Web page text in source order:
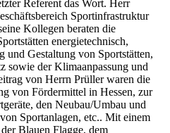
Referent das Wort. Herr
Sportinfrastruktur
Kollegen beraten die
energietechnisch,
und Gestaltung von Sportstätten,
sowie der Klimaanpassung und
von Herrn Prüller waren die
von Fördermittel in Hessen, zur
den Neubau/Umbau und
Sportanlagen, etc.. Mit einem
Blauen Flagge, dem